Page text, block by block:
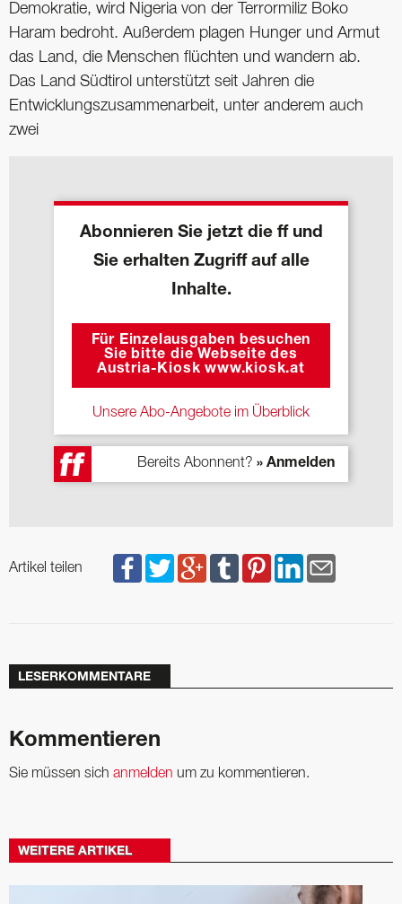
Demokratie, wird Nigeria von der Terrormiliz Boko
Haram bedroht. Außerdem plagen Hunger und Armut
das Land, die Menschen flüchten und wandern ab.
Das Land Südtirol unterstützt seit Jahren die
Entwicklungszusammenarbeit, unter anderem auch
zwei
Abonnieren Sie jetzt die ff und
Sie erhalten Zugriff auf alle
Inhalte.
Für Einzelausgaben besuchen
Sie bitte die Webseite des
Austria-Kiosk www.kiosk.at
Unsere Abo-Angebote im Überblick
Bereits Abonnent? » Anmelden
Artikel teilen
LESERKOMMENTARE
Kommentieren
Sie müssen sich anmelden um zu kommentieren.
WEITERE ARTIKEL